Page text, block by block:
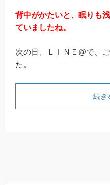
背中がかたいと、眠りも
ていましたね。
次の日、ＬＩＮＥ@で、
た。
続き